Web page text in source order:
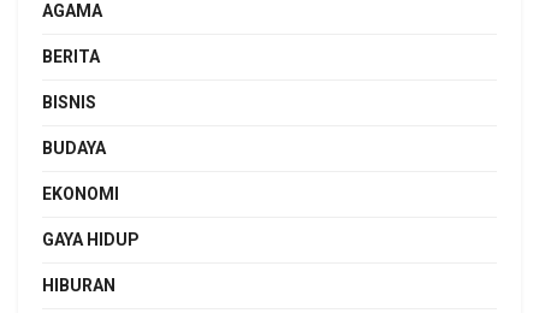
AGAMA
BERITA
BISNIS
BUDAYA
EKONOMI
GAYA HIDUP
HIBURAN